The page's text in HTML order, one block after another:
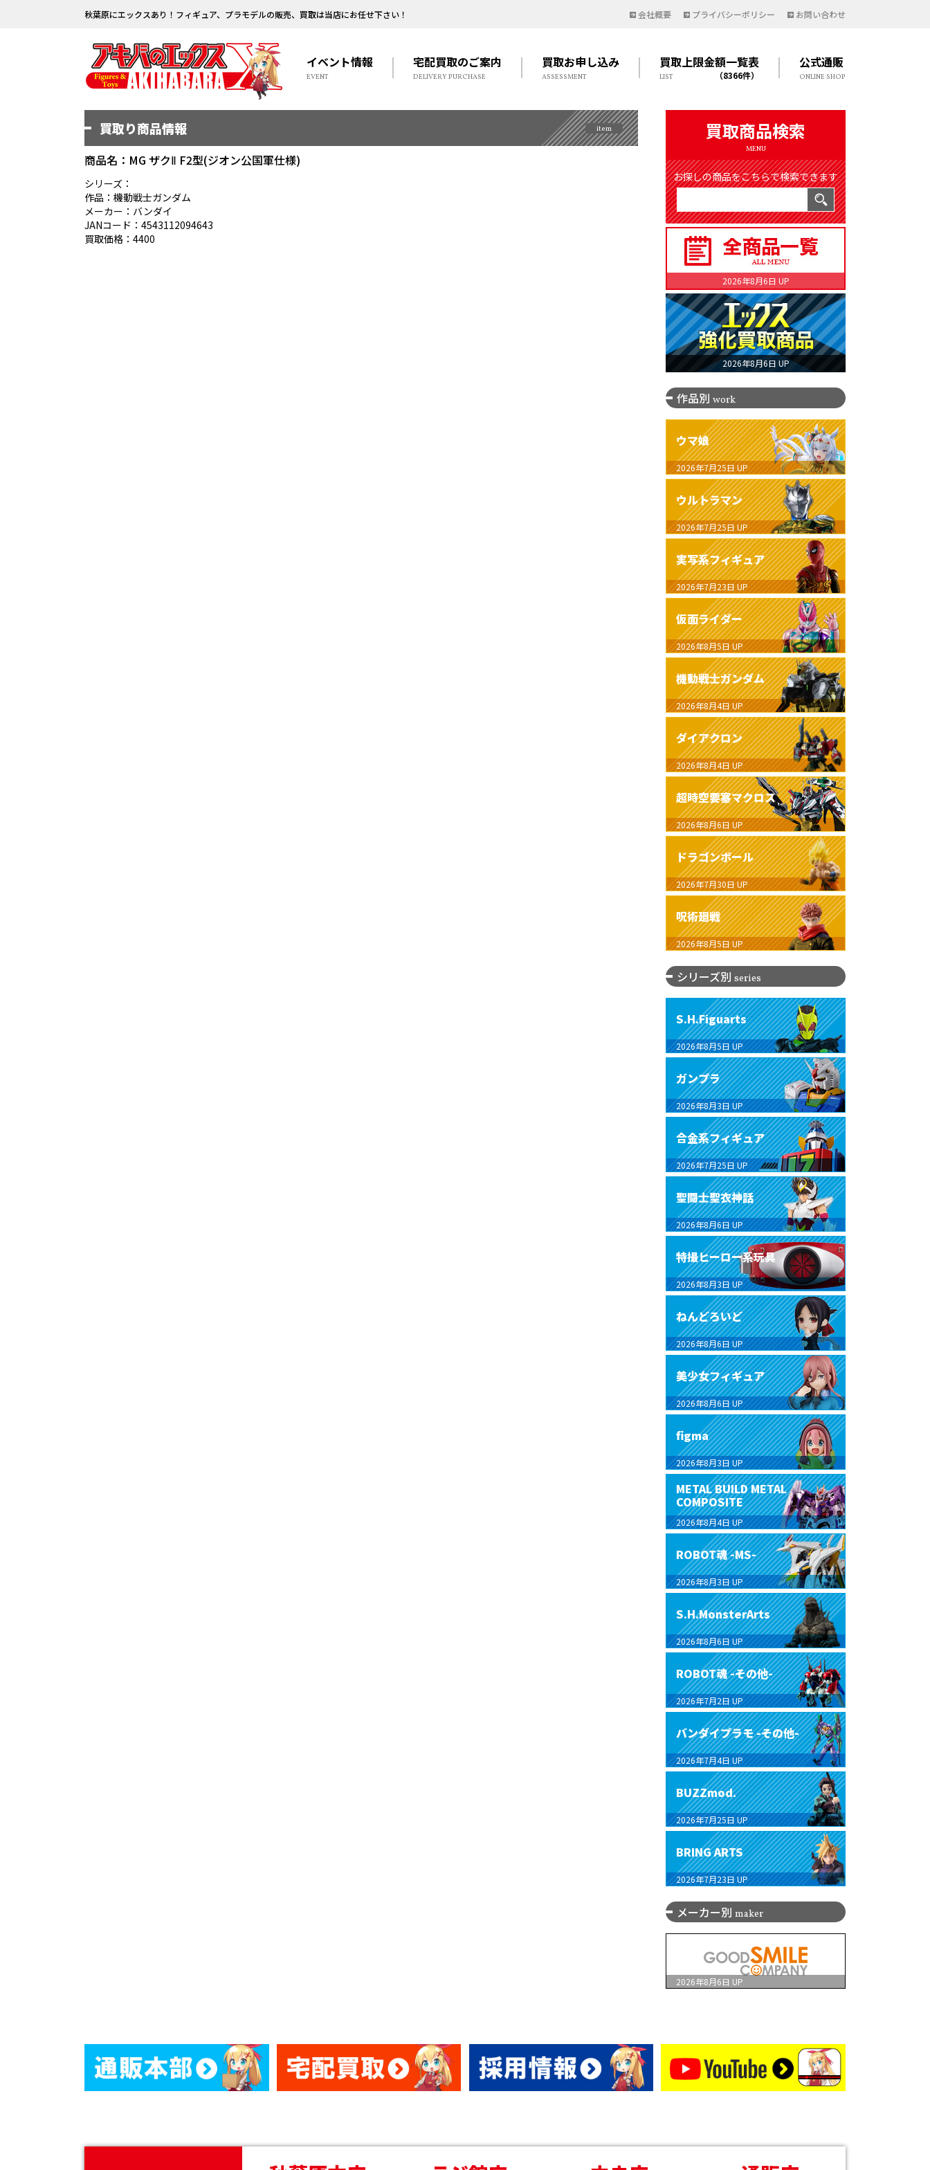
秋葉原にエックスあり！フィギュア、プラモデルの販売、買取は当店にお任せ下さい！ 会社概要 プライバシーポリシー お問い合わせ
イベント情報
EVENT
宅配買取のご案内
DELIVERY PURCHASE
買取お申し込み
ASSESSMENT
買取上限金額一覧表
（8366件）
LIST
公式通販
ONLINE SHOP
買取り商品情報 item
商品名：MG ザクⅡ F2型(ジオン公国軍仕様)
シリーズ：
作品：機動戦士ガンダム
メーカー：バンダイ
JANコード：4543112094643
買取価格：4400
買取商品検索
MENU
お探しの商品をこちらで検索できます
2026年8月6日 UP
2026年8月6日 UP
作品別 work
ウマ娘
2026年7月25日 UP
ウルトラマン
2026年7月25日 UP
実写系フィギュア
2026年7月23日 UP
仮面ライダー
2026年8月5日 UP
機動戦士ガンダム
2026年8月4日 UP
ダイアクロン
2026年8月4日 UP
超時空要塞マクロス
2026年8月6日 UP
ドラゴンボール
2026年7月30日 UP
呪術廻戦
2026年8月5日 UP
シリーズ別 series
S.H.Figuarts
2026年8月5日 UP
ガンプラ
2026年8月3日 UP
合金系フィギュア
2026年7月25日 UP
聖闘士聖衣神話
2026年8月6日 UP
特撮ヒーロー系玩具
2026年8月3日 UP
ねんどろいど
2026年8月6日 UP
美少女フィギュア
2026年8月6日 UP
figma
2026年8月3日 UP
METAL BUILD METAL
COMPOSITE
2026年8月4日 UP
ROBOT魂 -MS-
2026年8月3日 UP
S.H.MonsterArts
2026年8月6日 UP
ROBOT魂 -その他-
2026年7月2日 UP
バンダイプラモ -その他-
2026年7月4日 UP
BUZZmod.
2026年7月25日 UP
BRING ARTS
2026年7月23日 UP
メーカー別 maker
2026年8月6日 UP